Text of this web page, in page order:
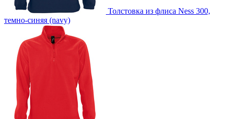
Толстовка из флиса Ness 300,
темно-синяя (navy)